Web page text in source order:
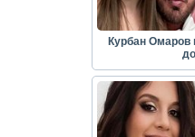
Курбан Омаров